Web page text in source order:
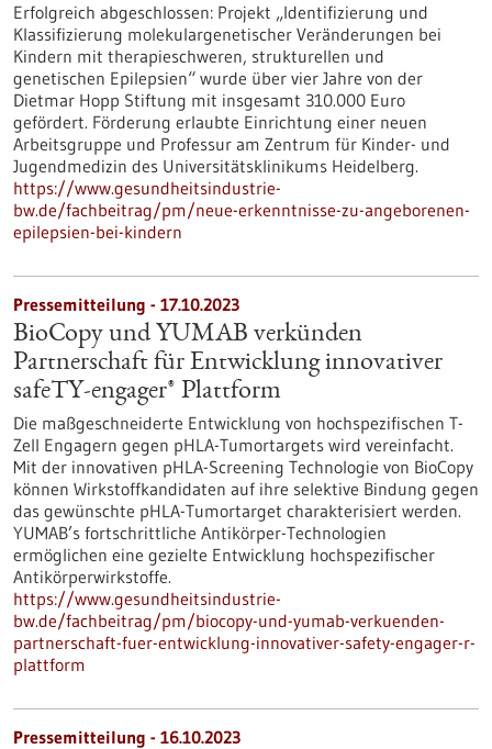
Erfolgreich abgeschlossen: Projekt „Identifizierung und
Klassifizierung molekulargenetischer Veränderungen bei
Kindern mit therapieschweren, strukturellen und
genetischen Epilepsien“ wurde über vier Jahre von der
Dietmar Hopp Stiftung mit insgesamt 310.000 Euro
gefördert. Förderung erlaubte Einrichtung einer neuen
Arbeitsgruppe und Professur am Zentrum für Kinder- und
Jugendmedizin des Universitätsklinikums Heidelberg.
https://www.gesundheitsindustrie-
bw.de/fachbeitrag/pm/neue-erkenntnisse-zu-angeborenen-
epilepsien-bei-kindern
Pressemitteilung - 17.10.2023
BioCopy und YUMAB verkünden
Partnerschaft für Entwicklung innovativer
safeTY-engager® Plattform
Die maßgeschneiderte Entwicklung von hochspezifischen T-
Zell Engagern gegen pHLA-Tumortargets wird vereinfacht.
Mit der innovativen pHLA-Screening Technologie von BioCopy
können Wirkstoffkandidaten auf ihre selektive Bindung gegen
das gewünschte pHLA-Tumortarget charakterisiert werden.
YUMAB’s fortschrittliche Antikörper-Technologien
ermöglichen eine gezielte Entwicklung hochspezifischer
Antikörperwirkstoffe.
https://www.gesundheitsindustrie-
bw.de/fachbeitrag/pm/biocopy-und-yumab-verkuenden-
partnerschaft-fuer-entwicklung-innovativer-safety-engager-r-
plattform
Pressemitteilung - 16.10.2023